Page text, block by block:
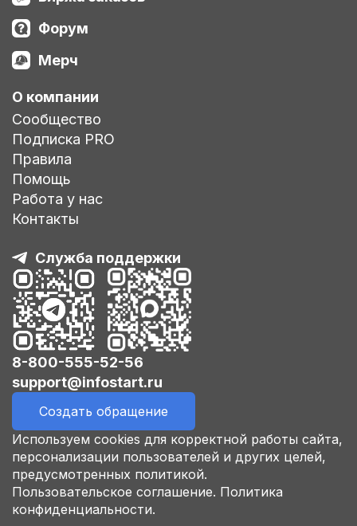
Форум
Мерч
О компании
Сообщество
Подписка PRO
Правила
Помощь
Работа у нас
Контакты
Служба поддержки
8-800-555-52-56
support@infostart.ru
Создать обращение
Используем cookies для корректной работы сайта,
персонализации пользователей и других целей,
предусмотренных политикой.
Пользовательское соглашение. Политика
конфиденциальности.